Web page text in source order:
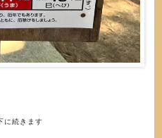
に続きます